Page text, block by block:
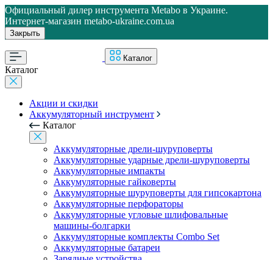
Официальный дилер инструмента Metabo в Украине.
Интернет-магазин metabo-ukraine.com.ua
Закрыть
Каталог
Каталог
Акции и скидки
Аккумуляторный инструмент
Каталог
Аккумуляторные дрели-шуруповерты
Аккумуляторные ударные дрели-шуруповерты
Аккумуляторные импакты
Аккумуляторные гайковерты
Аккумуляторные шуруповерты для гипсокартона
Аккумуляторные перфораторы
Аккумуляторные угловые шлифовальные
машины-болгарки
Аккумуляторные комплекты Combo Set
Аккумуляторные батареи